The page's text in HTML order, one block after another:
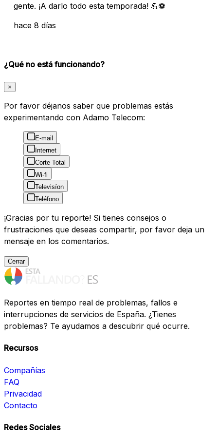
gente. ¡A darlo todo esta temporada! 💪⚽
hace 8 días
¿Qué no está funcionando?
×
Por favor déjanos saber que problemas estás
experimentando con Adamo Telecom:
E-mail
Internet
Corte Total
Wi-fi
Televisíon
Teléfono
¡Gracias por tu reporte! Si tienes consejos o
frustraciones que deseas compartir, por favor deja un
mensaje en los comentarios.
Cerrar
Reportes en tiempo real de problemas, fallos e
interrupciones de servicios de España. ¿Tienes
problemas? Te ayudamos a descubrir qué ocurre.
Recursos
Compañías
FAQ
Privacidad
Contacto
Redes Sociales